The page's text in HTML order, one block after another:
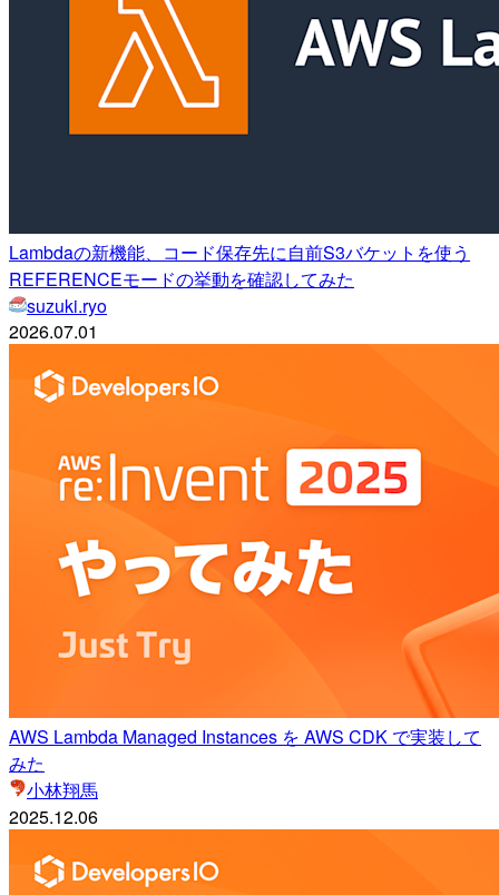
Lambdaの新機能、コード保存先に自前S3バケットを使う
REFERENCEモードの挙動を確認してみた
suzuki.ryo
2026.07.01
AWS Lambda Managed Instances を AWS CDK で実装して
みた
小林翔馬
2025.12.06